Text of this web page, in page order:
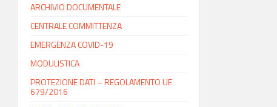
ARCHIVIO DOCUMENTALE
CENTRALE COMMITTENZA
EMERGENZA COVID-19
MODULISTICA
PROTEZIONE DATI – REGOLAMENTO UE
679/2016